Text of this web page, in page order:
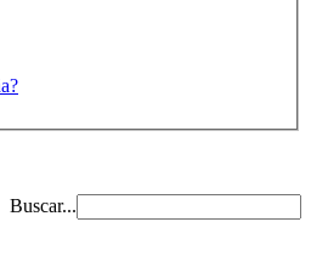
Buscar...